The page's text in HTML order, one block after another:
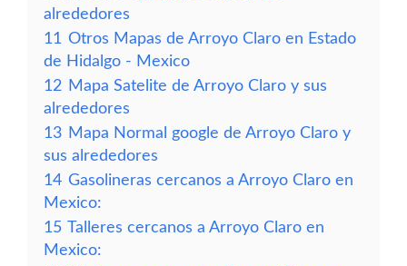
alrededores
11 Otros Mapas de Arroyo Claro en Estado
de Hidalgo - Mexico
12 Mapa Satelite de Arroyo Claro y sus
alrededores
13 Mapa Normal google de Arroyo Claro y
sus alrededores
14 Gasolineras cercanos a Arroyo Claro en
Mexico:
15 Talleres cercanos a Arroyo Claro en
Mexico: